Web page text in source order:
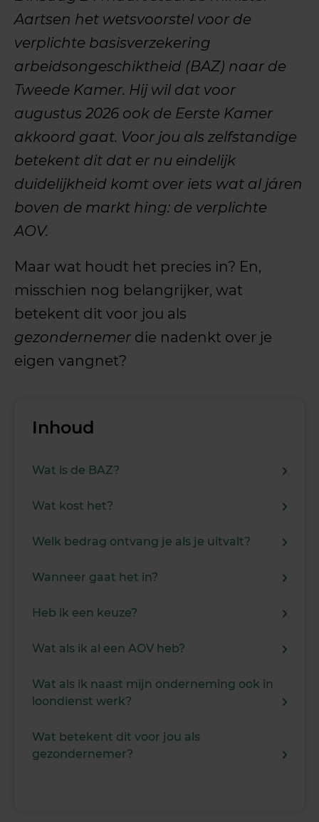
Aartsen het wetsvoorstel voor de
verplichte basisverzekering
arbeidsongeschiktheid (BAZ) naar de
Tweede Kamer. Hij wil dat voor
augustus 2026 ook de Eerste Kamer
akkoord gaat. Voor jou als zelfstandige
betekent dit dat er nu eindelijk
duidelijkheid komt over iets wat al járen
boven de markt hing: de verplichte
AOV.
Maar wat houdt het precies in? En,
misschien nog belangrijker, wat
betekent dit voor jou als
gezondernemer die nadenkt over je
eigen vangnet?
Inhoud
Wat is de BAZ?
Wat kost het?
Welk bedrag ontvang je als je uitvalt?
Wanneer gaat het in?
Heb ik een keuze?
Wat als ik al een AOV heb?
Wat als ik naast mijn onderneming ook in
loondienst werk?
Wat betekent dit voor jou als
gezondernemer?